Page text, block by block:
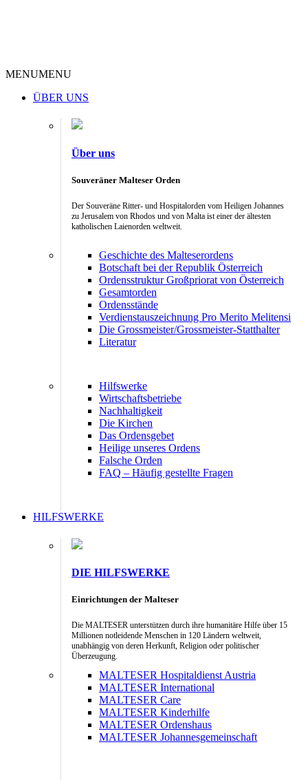
MENUMENU
ÜBER UNS
Über uns
Souveräner Malteser Orden
Der Souveräne Ritter- und Hospitalorden vom Heiligen Johannes
zu Jerusalem von Rhodos und von Malta ist einer der ältesten
katholischen Laienorden weltweit.
Geschichte des Malteserordens
Botschaft bei der Republik Österreich
Ordensstruktur Großpriorat von Österreich
Gesamtorden
Ordensstände
Verdienstauszeichnung Pro Merito Melitensi
Die Grossmeister/Grossmeister-Statthalter
Literatur
Hilfswerke
Wirtschaftsbetriebe
Nachhaltigkeit
Die Kirchen
Das Ordensgebet
Heilige unseres Ordens
Falsche Orden
FAQ – Häufig gestellte Fragen
HILFSWERKE
DIE HILFSWERKE
Einrichtungen der Malteser
Die MALTESER unterstützen durch ihre humanitäre Hilfe über 15
Millionen notleidende Menschen in 120 Ländern weltweit,
unabhängig von deren Herkunft, Religion oder politischer
Überzeugung.
MALTESER Hospitaldienst Austria
MALTESER International
MALTESER Care
MALTESER Kinderhilfe
MALTESER Ordenshaus
MALTESER Johannesgemeinschaft